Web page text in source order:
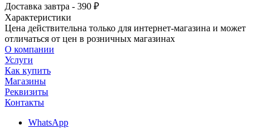
Доставка завтра - 390 ₽
Характеристики
Цена действительна только для интернет-магазина и может
отличаться от цен в розничных магазинах
О компании
Услуги
Как купить
Магазины
Реквизиты
Контакты
WhatsApp